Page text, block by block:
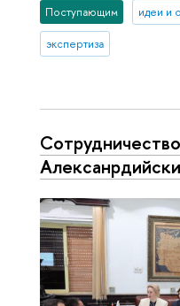
Поступающим идеи и
экспертиза